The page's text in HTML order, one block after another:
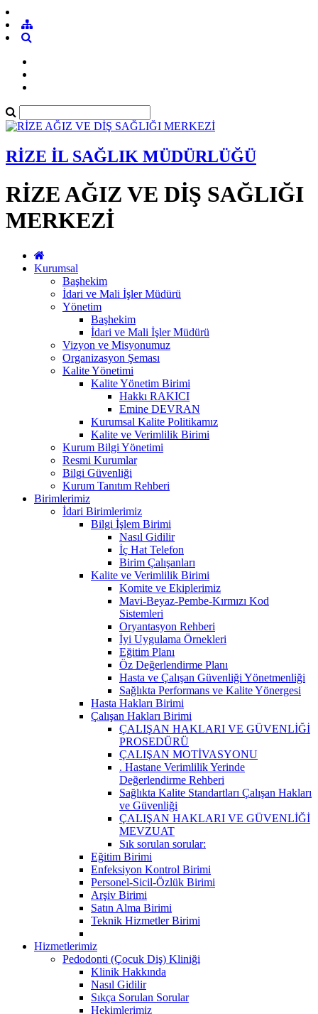
RİZE İL SAĞLIK MÜDÜRLÜĞÜ
RİZE AĞIZ VE DİŞ SAĞLIĞI
MERKEZİ
Kurumsal
Başhekim
İdari ve Mali İşler Müdürü
Yönetim
Başhekim
İdari ve Mali İşler Müdürü
Vizyon ve Misyonumuz
Organizasyon Şeması
Kalite Yönetimi
Kalite Yönetim Birimi
Hakkı RAKICI
Emine DEVRAN
Kurumsal Kalite Politikamız
Kalite ve Verimlilik Birimi
Kurum Bilgi Yönetimi
Resmi Kurumlar
Bilgi Güvenliği
Kurum Tanıtım Rehberi
Birimlerimiz
İdari Birimlerimiz
Bilgi İşlem Birimi
Nasıl Gidilir
İç Hat Telefon
Birim Çalışanları
Kalite ve Verimlilik Birimi
Komite ve Ekiplerimiz
Mavi-Beyaz-Pembe-Kırmızı Kod
Sistemleri
Oryantasyon Rehberi
İyi Uygulama Örnekleri
Eğitim Planı
Öz Değerlendirme Planı
Hasta ve Çalışan Güvenliği Yönetmenliği
Sağlıkta Performans ve Kalite Yönergesi
Hasta Hakları Birimi
Çalışan Hakları Birimi
ÇALIŞAN HAKLARI VE GÜVENLİĞİ
PROSEDÜRÜ
ÇALIŞAN MOTİVASYONU
. Hastane Verimlilik Yerinde
Değerlendirme Rehberi
Sağlıkta Kalite Standartları Çalışan Hakları
ve Güvenliği
ÇALIŞAN HAKLARI VE GÜVENLİĞİ
MEVZUAT
Sık sorulan sorular:
Eğitim Birimi
Enfeksiyon Kontrol Birimi
Personel-Sicil-Özlük Birimi
Arşiv Birimi
Satın Alma Birimi
Teknik Hizmetler Birimi
Hizmetlerimiz
Pedodonti (Çocuk Diş) Kliniği
Klinik Hakkında
Nasıl Gidilir
Sıkça Sorulan Sorular
Hekimlerimiz